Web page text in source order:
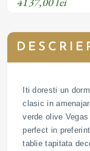
Iti doresti un
clasic in
verde olive
perfect in
tablie tapitata